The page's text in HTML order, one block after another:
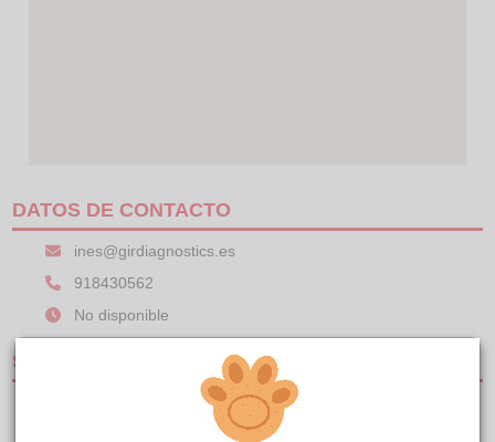
DATOS DE CONTACTO
ines@girdiagnostics.es
918430562
No disponible
SERVICIOS
CLÍNICAS DE PEQUEÑOS ANIMALES